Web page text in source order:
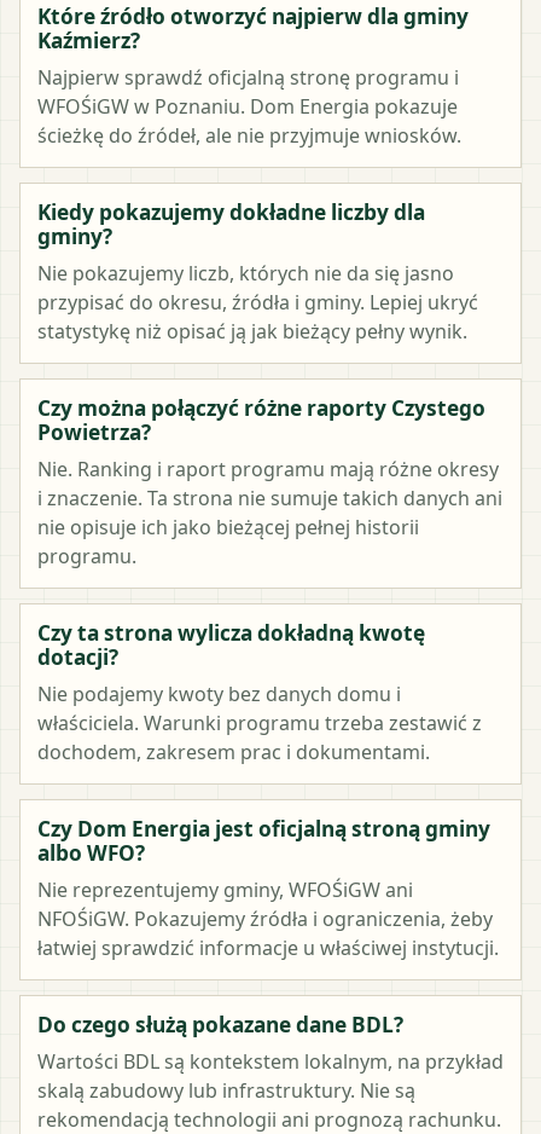
Które źródło otworzyć najpierw dla gminy
Kaźmierz?
Najpierw sprawdź oficjalną stronę programu i
WFOŚiGW w Poznaniu. Dom Energia pokazuje
ścieżkę do źródeł, ale nie przyjmuje wniosków.
Kiedy pokazujemy dokładne liczby dla
gminy?
Nie pokazujemy liczb, których nie da się jasno
przypisać do okresu, źródła i gminy. Lepiej ukryć
statystykę niż opisać ją jak bieżący pełny wynik.
Czy można połączyć różne raporty Czystego
Powietrza?
Nie. Ranking i raport programu mają różne okresy
i znaczenie. Ta strona nie sumuje takich danych ani
nie opisuje ich jako bieżącej pełnej historii
programu.
Czy ta strona wylicza dokładną kwotę
dotacji?
Nie podajemy kwoty bez danych domu i
właściciela. Warunki programu trzeba zestawić z
dochodem, zakresem prac i dokumentami.
Czy Dom Energia jest oficjalną stroną gminy
albo WFO?
Nie reprezentujemy gminy, WFOŚiGW ani
NFOŚiGW. Pokazujemy źródła i ograniczenia, żeby
łatwiej sprawdzić informacje u właściwej instytucji.
Do czego służą pokazane dane BDL?
Wartości BDL są kontekstem lokalnym, na przykład
skalą zabudowy lub infrastruktury. Nie są
rekomendacją technologii ani prognozą rachunku.